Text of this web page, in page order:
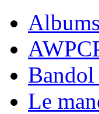
Bandol
Le